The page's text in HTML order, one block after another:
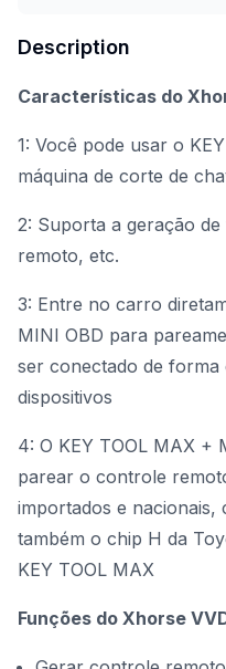
Description
Características do
1: Você pode usar o
máquina de corte de
2: Suporta a geração
remoto, etc.
3: Entre no carro
MINI OBD para
ser conectado de
dispositivos
4: O KEY TOOL MAX +
parear o controle
importados e nacionais,
também o chip H da
KEY TOOL MAX
Funções do Xhorse